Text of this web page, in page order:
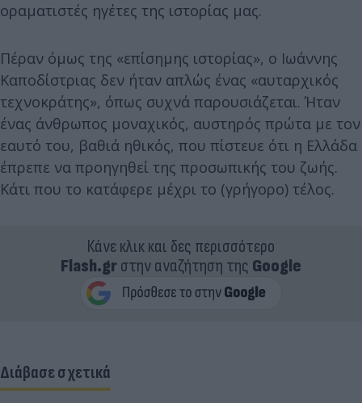
οραματιστές ηγέτες της ιστορίας μας.
Πέραν όμως της «επίσημης ιστορίας», ο Ιωάννης
Καποδίστριας δεν ήταν απλώς ένας «αυταρχικός
τεχνοκράτης», όπως συχνά παρουσιάζεται. Ήταν
ένας άνθρωπος μοναχικός, αυστηρός πρώτα με τον
εαυτό του, βαθιά ηθικός, που πίστευε ότι η Ελλάδα
έπρεπε να προηγηθεί της προσωπικής του ζωής.
Κάτι που το κατάφερε μέχρι το (γρήγορο) τέλος.
Κάνε κλικ και δες περισσότερο
Flash.grστην αναζήτηση της Google
Διάβασε σχετικά